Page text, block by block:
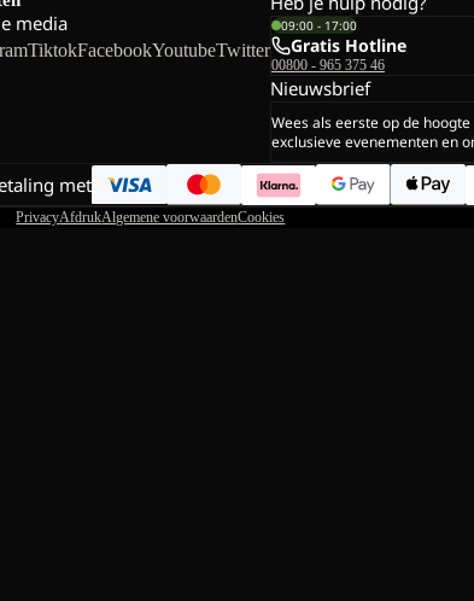
media
TiktokFacebookYoutubeTwitter
09:00 - 17:00
Gratis Hotline
00800 - 965 375 46
Nieuwsbrief
Wees als eerste op de
exclusieve evenementen en
met
PrivacyAfdrukAlgemene voorwaardenCookies